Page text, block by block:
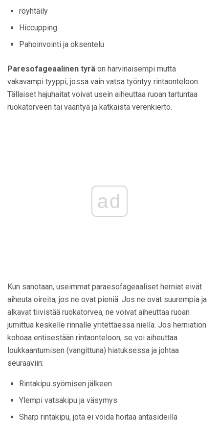
röyhtäily
Hiccupping
Pahoinvointi ja oksentelu
Paresofageaalinen tyrä on harvinaisempi mutta
vakavampi tyyppi, jossa vain vatsa työntyy rintaonteloon.
Tällaiset hajuhaitat voivat usein aiheuttaa ruoan tartuntaa
ruokatorveen tai vääntyä ja katkaista verenkierto.
ad
Kun sanotaan, useimmat paraesofageaaliset herniat eivät
aiheuta oireita, jos ne ovat pieniä. Jos ne ovat suurempia ja
alkavat tiivistää ruokatorvea, ne voivat aiheuttaa ruoan
jumittua keskelle rinnalle yritettäessä niellä. Jos herniation
kohoaa entisestään rintaonteloon, se voi aiheuttaa
loukkaantumisen (vangittuna) hiatuksessa ja johtaa
seuraaviin:
Rintakipu syömisen jälkeen
Ylempi vatsakipu ja väsymys
Sharp rintakipu, jota ei voida hoitaa antasideilla